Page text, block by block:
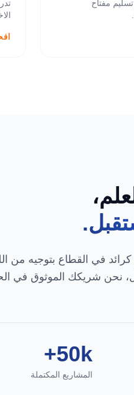
تسليم مفتاح
نخدم كرائد في القطاع
نحن شريكك الموثوق في
50k+
المشاريع المكتملة